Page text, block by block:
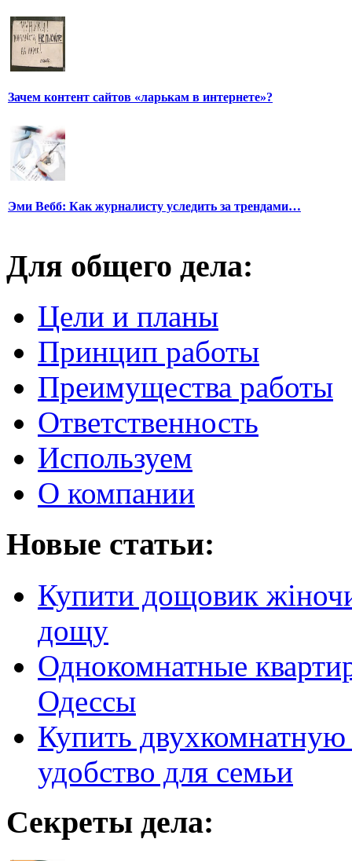
Зачем контент сайтов «ларькам в интернете»?
Эми Вебб: Как журналисту уследить за трендами…
Для общего дела:
Цели и планы
Принцип работы
Преимущества работы
Ответственность
Используем
О компании
Новые статьи:
Купити дощовик
дощу
Однокомнатные
Одессы
Купить
удобство для семьи
Секреты дела: